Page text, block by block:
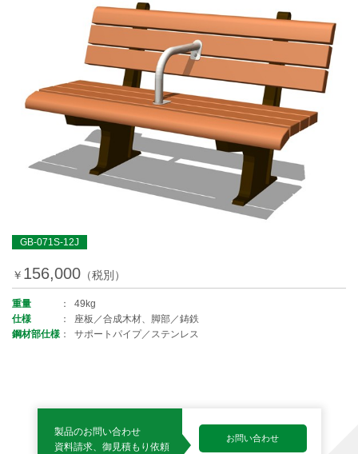
GB-071S-12J
￥ 156,000 （税別）
重量
49kg
仕様
座板／合成木材、脚部／鋳鉄
鋼材部仕様
サポートパイプ／ステンレス
製品のお問い合わせ
資料請求、御見積もり依頼
お問い合わせ